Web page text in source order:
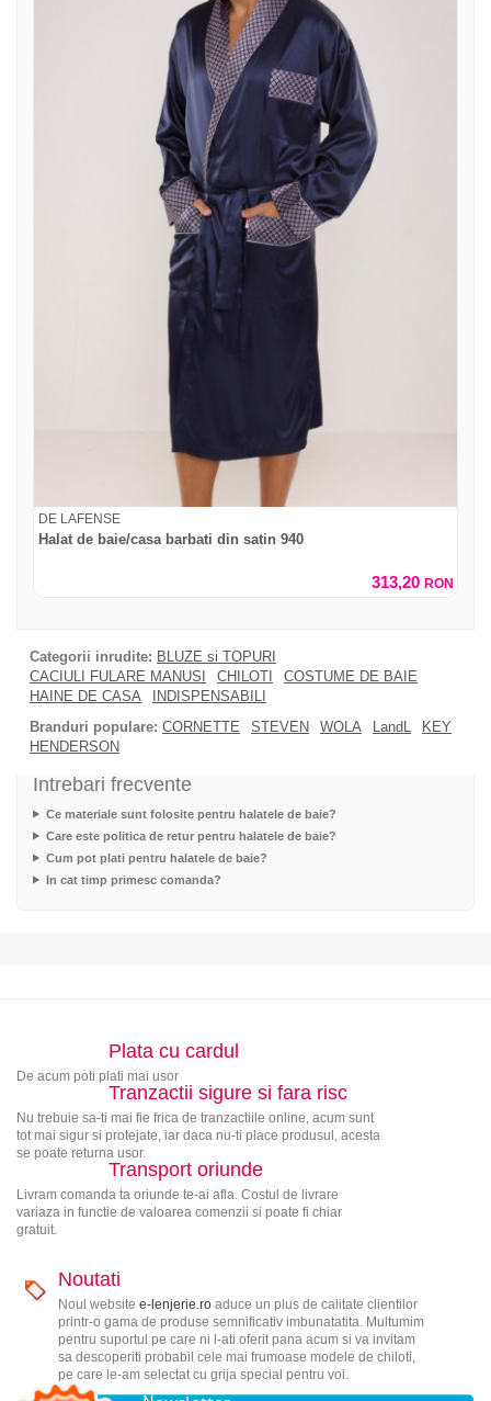
DE LAFENSE
Halat de baie/casa barbati din satin 940
313,20 RON
Categorii inrudite: BLUZE si TOPURI
CACIULI FULARE MANUSI
CHILOTI
COSTUME DE BAIE
HAINE DE CASA
INDISPENSABILI
Branduri populare: CORNETTE STEVEN WOLA LandL
KEY
HENDERSON
Intrebari frecvente
Ce materiale sunt folosite pentru halatele de baie?
Care este politica de retur pentru halatele de baie?
Cum pot plati pentru halatele de baie?
In cat timp primesc comanda?
Plata cu cardul
De acum poti plati mai usor
Tranzactii sigure si fara risc
Nu trebuie sa-ti mai fie frica de tranzactiile online, acum sunt
tot mai sigur si protejate, iar daca nu-ti place produsul, acesta
se poate returna usor.
Transport oriunde
Livram comanda ta oriunde te-ai afla. Costul de livrare
variaza in functie de valoarea comenzii si poate fi chiar
gratuit.
Noutati
Noul website e-lenjerie.roaduce un plus de calitate clientilor
printr-o gama de produse semnificativ imbunatatita. Multumim
pentru suportul pe care ni l-ati oferit pana acum si va invitam
sa descoperiti probabil cele mai frumoase modele de chiloti,
pe care le-am selectat cu grija special pentru voi.